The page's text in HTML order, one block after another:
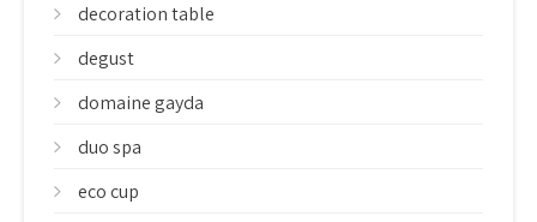
decoration table
degust
domaine gayda
duo spa
eco cup